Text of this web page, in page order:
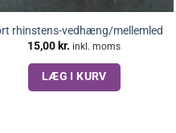
rhinstens-vedhæng/mellemled
15,00 kr. inkl. moms
LÆG I KURV